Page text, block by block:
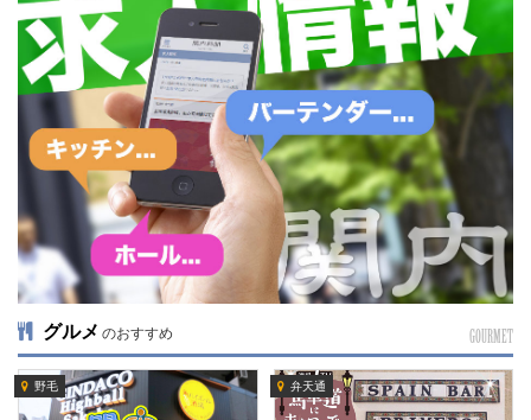
グルメ のおすすめ GOURMET
野毛 弁天通